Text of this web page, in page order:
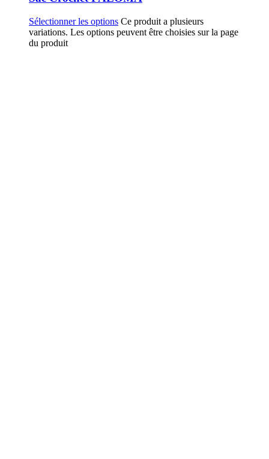
Sélectionner les options Ce produit a plusieurs
variations. Les options peuvent être choisies sur la page
du produit